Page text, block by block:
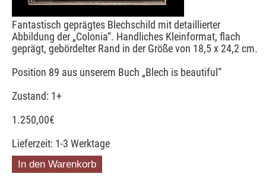
Fantastisch geprägtes Blechschild mit detaillierter
Abbildung der „Colonia“. Handliches Kleinformat, flach
geprägt, gebördelter Rand in der Größe von 18,5 x 24,2 cm.
Position 89 aus unserem Buch „Blech is beautiful“
Zustand: 1+
1.250,00€
Lieferzeit: 1-3 Werktage